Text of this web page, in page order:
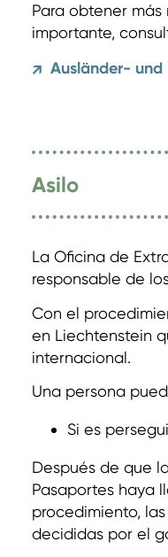
Para obtener
importante,
↗ Ausländer- und
Asilo
La Oficina de
responsable de
Con el
en Liechtenstein
internacional.
Una persona
Si es
Después de que
Pasaportes haya
procedimiento,
decididas por el